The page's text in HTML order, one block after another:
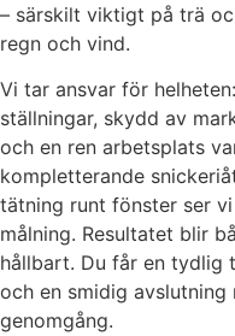
– särskilt viktigt på trä
regn och vind.
Vi tar ansvar för
ställningar, skydd av
och en ren arbetsplats
kompletterande
tätning runt fönster ser
målning. Resultatet blir
hållbart. Du får en tydlig
och en smidig
genomgång.